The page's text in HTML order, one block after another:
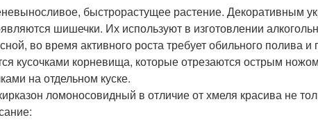
быстрорастущее растение. Декоративным
шишечки. Их используют в изготовлении
во время активного роста требует обильного полива
кусочками корневища, которые отрезаются острым
на отдельном куске.
ломоносовидный в отличие от хмеля красива не